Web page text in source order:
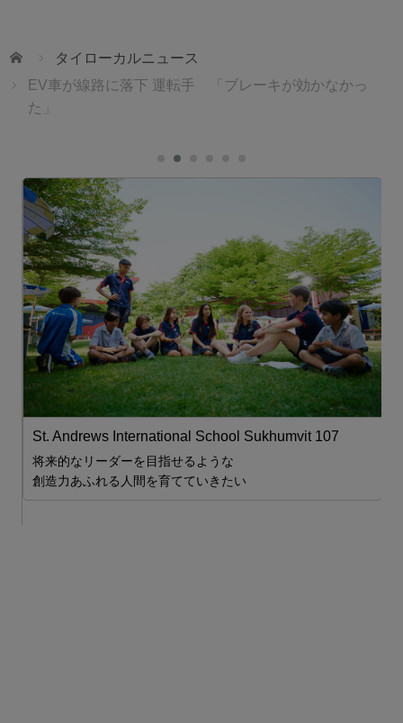
ホーム
タイローカルニュース
EV車が線路に落下 運転手 「ブレーキが効かなかっ
た」
St. Andrews International School Sukhumvit 107
将来的なリーダーを目指せるような
創造力あふれる人間を育てていきたい